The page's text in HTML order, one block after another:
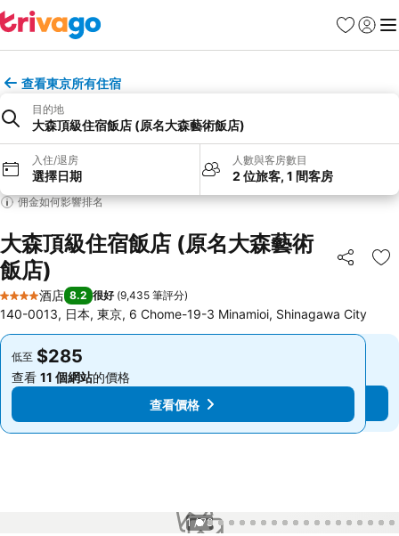
收藏夾
登入 選
查看東京所有住宿
目的地
大森頂級住宿飯店 (原名大森藝術飯店)
入住/退房
選擇日期
人數與客房數目
2 位旅客, 1 間客房
佣金如何影響排名
大森頂級住宿飯店 (原名大森藝術
飯店)
分享 放
4 星級
酒店 8.2 很好 (9,435 筆評分)
140-0013, 日本, 東京, 6 Chome-19-3 Minamioi, Shinagawa City
低至 $285
查看 11 個網站的價格
查看價格
低至 $285
查看 11 個網站的價格
查看價格
1 / 78